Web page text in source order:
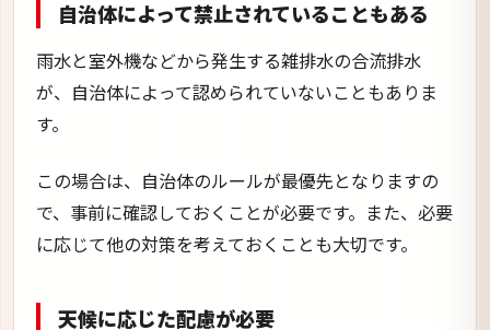
自治体によって禁止されていることもある
雨水と室外機などから発生する雑排水の合流排水
が、自治体によって認められていないこともありま
す。
この場合は、自治体のルールが最優先となりますの
で、事前に確認しておくことが必要です。また、必要
に応じて他の対策を考えておくことも大切です。
天候に応じた配慮が必要